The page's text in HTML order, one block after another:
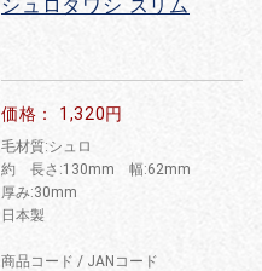
シュロタワシ スリム
価格： 1,320円
毛材質:シュロ
約 長さ:130mm 幅:62mm
厚み:30mm
日本製
商品コード / JANコード